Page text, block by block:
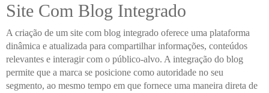
Site Com Blog Integrado
A criação de um site com blog integrado oferece uma plataforma
dinâmica e atualizada para compartilhar informações, conteúdos
relevantes e interagir com o público-alvo. A integração do blog
permite que a marca se posicione como autoridade no seu
segmento, ao mesmo tempo em que fornece uma maneira direta de